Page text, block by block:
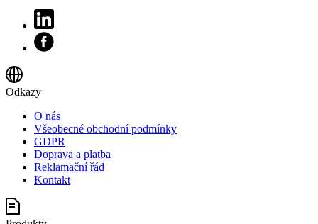
Odkazy
O nás
Všeobecné obchodní podmínky
GDPR
Doprava a platba
Reklamační řád
Kontakt